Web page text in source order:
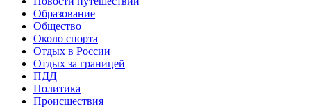
Образование
Общество
Около спорта
Отдых в России
Отдых за границей
ПДД
Политика
Происшествия